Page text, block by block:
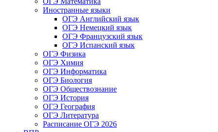
Иностранные языки
ОГЭ Английский язык
ОГЭ Немецкий язык
ОГЭ Французский язык
ОГЭ Испанский язык
ОГЭ Физика
ОГЭ Химия
ОГЭ Информатика
ОГЭ Биология
ОГЭ Обществознание
ОГЭ История
ОГЭ География
ОГЭ Литература
Расписание ОГЭ 2026